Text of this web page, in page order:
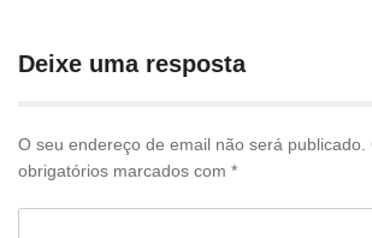
publicações
Deixe uma resposta
O seu endereço de email não será publicado.
obrigatórios marcados com *